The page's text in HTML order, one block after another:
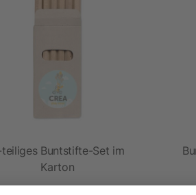
Buntstifte-Set im
Karton